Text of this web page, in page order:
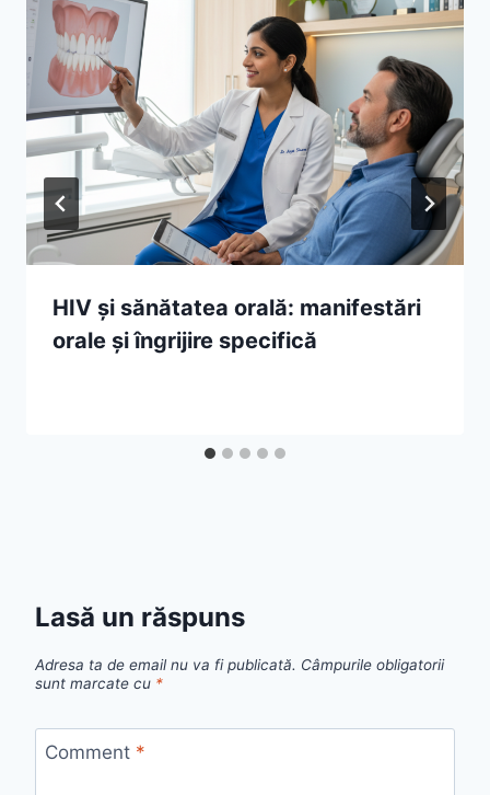
HIV și sănătatea orală: manifestări
orale și îngrijire specifică
Lasă un răspuns
Adresa ta de email nu va fi publicată. Câmpurile obligatorii
sunt marcate cu *
Comment *